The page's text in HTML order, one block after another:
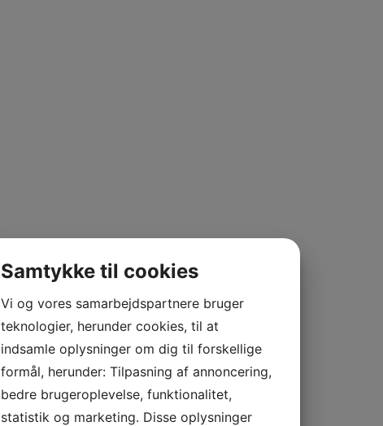
Samtykke til cookies
Vi og vores samarbejdspartnere bruger
teknologier, herunder cookies, til at
indsamle oplysninger om dig til forskellige
formål, herunder: Tilpasning af annoncering,
bedre brugeroplevelse, funktionalitet,
statistik og marketing. Disse oplysninger